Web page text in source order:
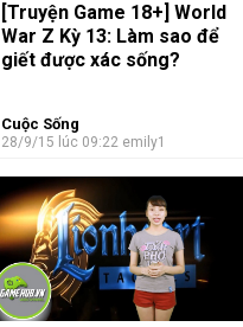
[Truyện Game 18+] World
War Z Kỳ 13: Làm sao để
giết được xác sống?
Cuộc Sống
28/9/15 lúc 09:22 emily1